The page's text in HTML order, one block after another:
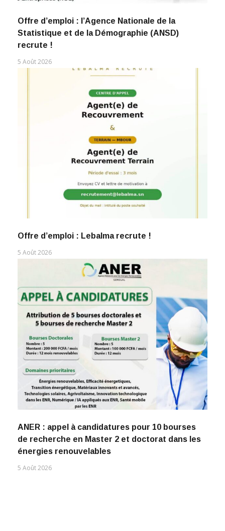
Offre d’emploi : l’Agence Nationale de la
Statistique et de la Démographie (ANSD)
recrute !
5 Août 2026
Offre d’emploi : Lebalma recrute !
5 Août 2026
ANER : appel à candidatures pour 10 bourses
de recherche en Master 2 et doctorat dans les
énergies renouvelables
5 Août 2026